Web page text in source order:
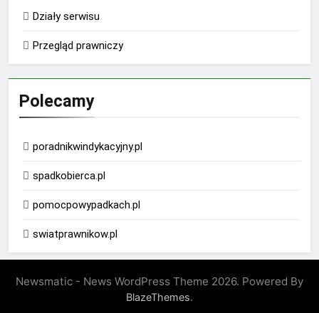
Działy serwisu
Przegląd prawniczy
Polecamy
poradnikwindykacyjny.pl
spadkobierca.pl
pomocpowypadkach.pl
swiatprawnikow.pl
Newsmatic - News WordPress Theme 2026. Powered By
BlazeThemes.